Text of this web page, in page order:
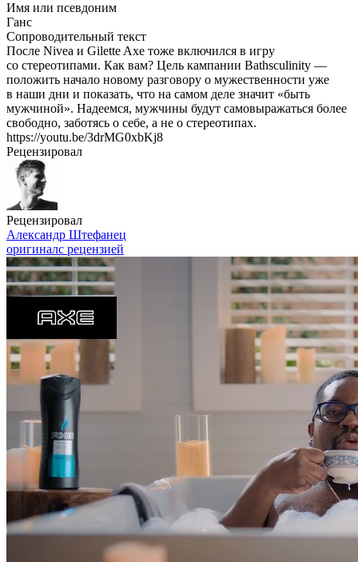
Имя или псевдоним
Ганс
Сопроводительный текст
После Nivea и Gilette Axe тоже включился в игру
со стереотипами. Как вам? Цель кампании Bathsculinity —
положить начало новому разговору о мужественности уже
в наши дни и показать, что на самом деле значит «быть
мужчиной». Надеемся, мужчины будут самовыражаться более
свободно, заботясь о себе, а не о стереотипах.
https://youtu.be/3drMG0xbKj8
Рецензировал
Рецензировал
Александр Штефанец
оригиналс рецензией